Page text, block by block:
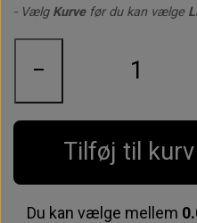
- Vælg Kurvefør du kan vælge
−
Tilføj til kurv
Du kan vælge mellem